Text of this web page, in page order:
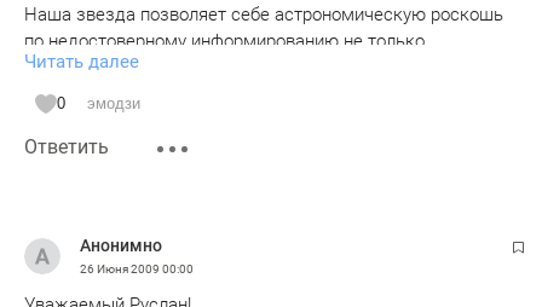
Наша звезда позволяет себе астрономическую роскошь
по недостоверному информированию не только
сотрудников предприятия, но и акционеров. Или у кого то
есть однозначная уверенность что у т. Билалова была
официальная законная возможность прочитать названное
письмо, или еще лучше – с кем-то поговорить в
но не получится ли обратная реакция. Издание может
превратиться в рассадник слухов и ЧАСТНЫХ мнений,
Читать далее
0 эмодзи
Ответить
Анонимно
26 Июня 2009 00:00